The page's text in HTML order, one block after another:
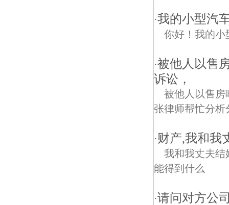
·我的小型汽
你好！我的小
·被他人以售
诉讼，
被他人以售房
张律师帮忙分析
·财产,我和我
我和我丈夫结
能得到什么
·请问对方公